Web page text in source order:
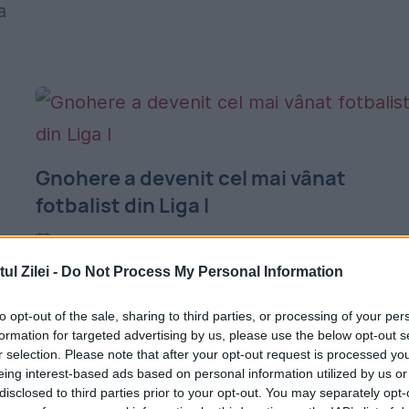
Zilei - Do Not Process My Personal Information
opt-out of the sale, sharing to third parties, or processing of your
for targeted advertising by us, please use the below opt-out
selection. Please note that after your opt-out request is processed
interest-based ads based on personal information utilized by us
to third parties prior to your opt-out. You may separately
Gnohere a devenit cel mai vânat
fotbalist din Liga I
19 SEPTEMBRIE 2016
Trimis în prezent la echipa a doua a lui
Dinamo pentru că a refuzat prelungirea
contractului, atacantul francez este
cu oferte din partea „câinilor“ și steliștilor
Francezul Harlem Gnohere...